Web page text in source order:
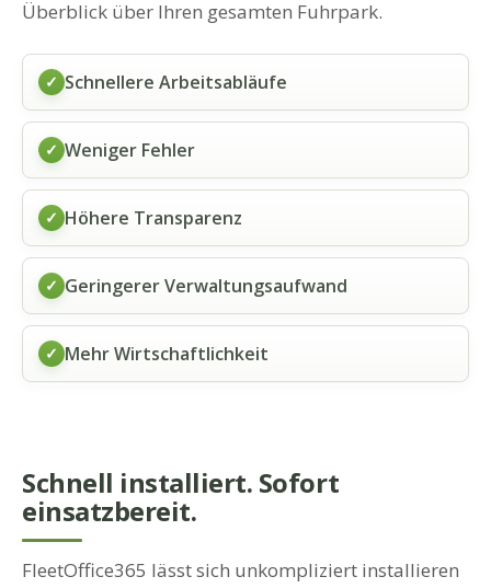
Überblick über Ihren gesamten Fuhrpark.
✓ Schnellere Arbeitsabläufe
✓ Weniger Fehler
✓ Höhere Transparenz
✓ Geringerer Verwaltungsaufwand
✓ Mehr Wirtschaftlichkeit
Schnell installiert. Sofort
einsatzbereit.
FleetOffice365 lässt sich unkompliziert installieren